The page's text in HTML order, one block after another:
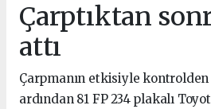
Çarptıktan
attı
Çarpmanın etkisiyle kontrolden
ardından 81 FP 234 plakalı